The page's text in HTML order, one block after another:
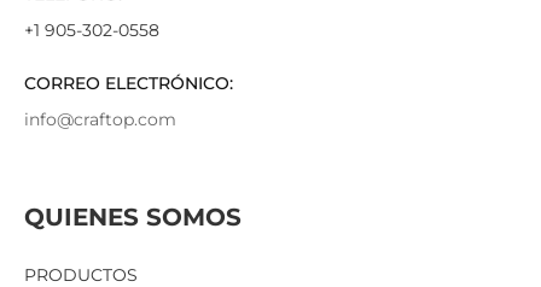
QUIENES SOMOS
PRODUCTOS
+1 905-302-0558
CORREO ELECTRÓNICO:
info@craftop.com